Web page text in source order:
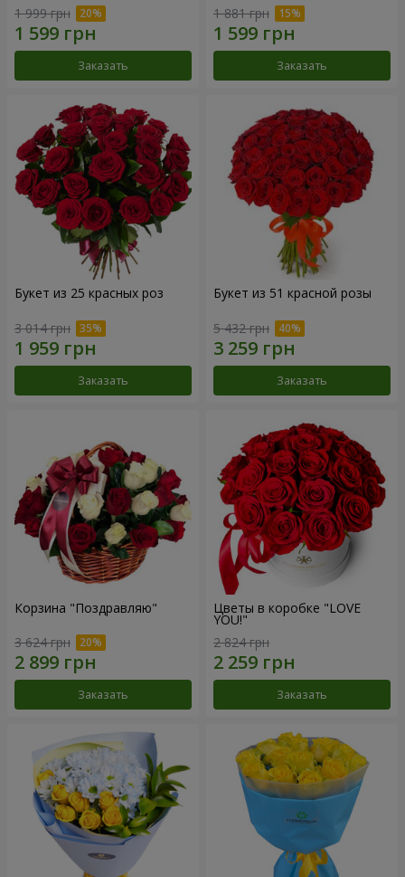
1 999 грн
Заказать
1 881 грн
Заказать
Букет из 25 красных роз
3 014 грн
Заказать
Букет из 51 красной розы
5 432 грн
Заказать
Корзина "Поздравляю"
3 624 грн
Заказать
Цветы в коробке "LOVE
YOU!"
2 824 грн
Заказать